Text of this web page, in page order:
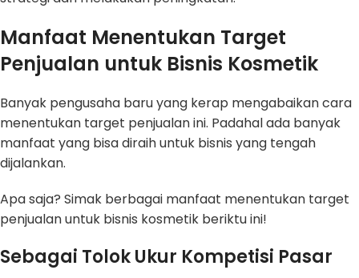
Manfaat Menentukan Target
Penjualan untuk Bisnis Kosmetik
Banyak pengusaha baru yang kerap mengabaikan cara
menentukan target penjualan ini. Padahal ada banyak
manfaat yang bisa diraih untuk bisnis yang tengah
dijalankan.
Apa saja? Simak berbagai manfaat menentukan target
penjualan untuk bisnis kosmetik beriktu ini!
Sebagai Tolok Ukur Kompetisi Pasar